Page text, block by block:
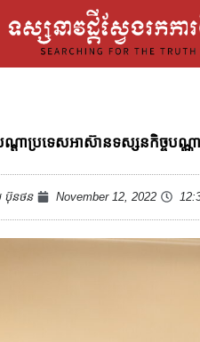
តាប្រទេសអាស៊ានទស្សនកិច្ចបណ្
នថន November 12, 2022